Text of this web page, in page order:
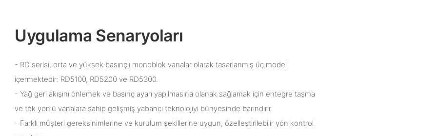
Uygulama Senaryoları
- RD serisi, orta ve yüksek basınçlı monoblok vanalar olarak tasarlanmış üç model
içermektedir: RD5100, RD5200 ve RD5300.
- Yağ geri akışını önlemek ve basınç ayarı yapılmasına olanak sağlamak için entegre taşma
ve tek yönlü vanalara sahip gelişmiş yabancı teknolojiyi bünyesinde barındırır.
- Farklı müşteri gereksinimlerine ve kurulum şekillerine uygun, özelleştirilebilir yön kontrol